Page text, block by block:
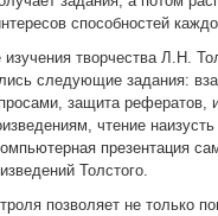
способностей
творчества Л.Н.
следующие задания:
защита рефератов,
чтение
презентация
Толстого.
позволяет не только